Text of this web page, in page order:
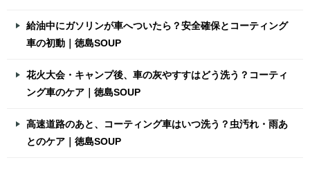
給油中にガソリンが車へついたら？安全確保とコーティング
車の初動｜徳島SOUP
花火大会・キャンプ後、車の灰やすすはどう洗う？コーティ
ング車のケア｜徳島SOUP
高速道路のあと、コーティング車はいつ洗う？虫汚れ・雨あ
とのケア｜徳島SOUP